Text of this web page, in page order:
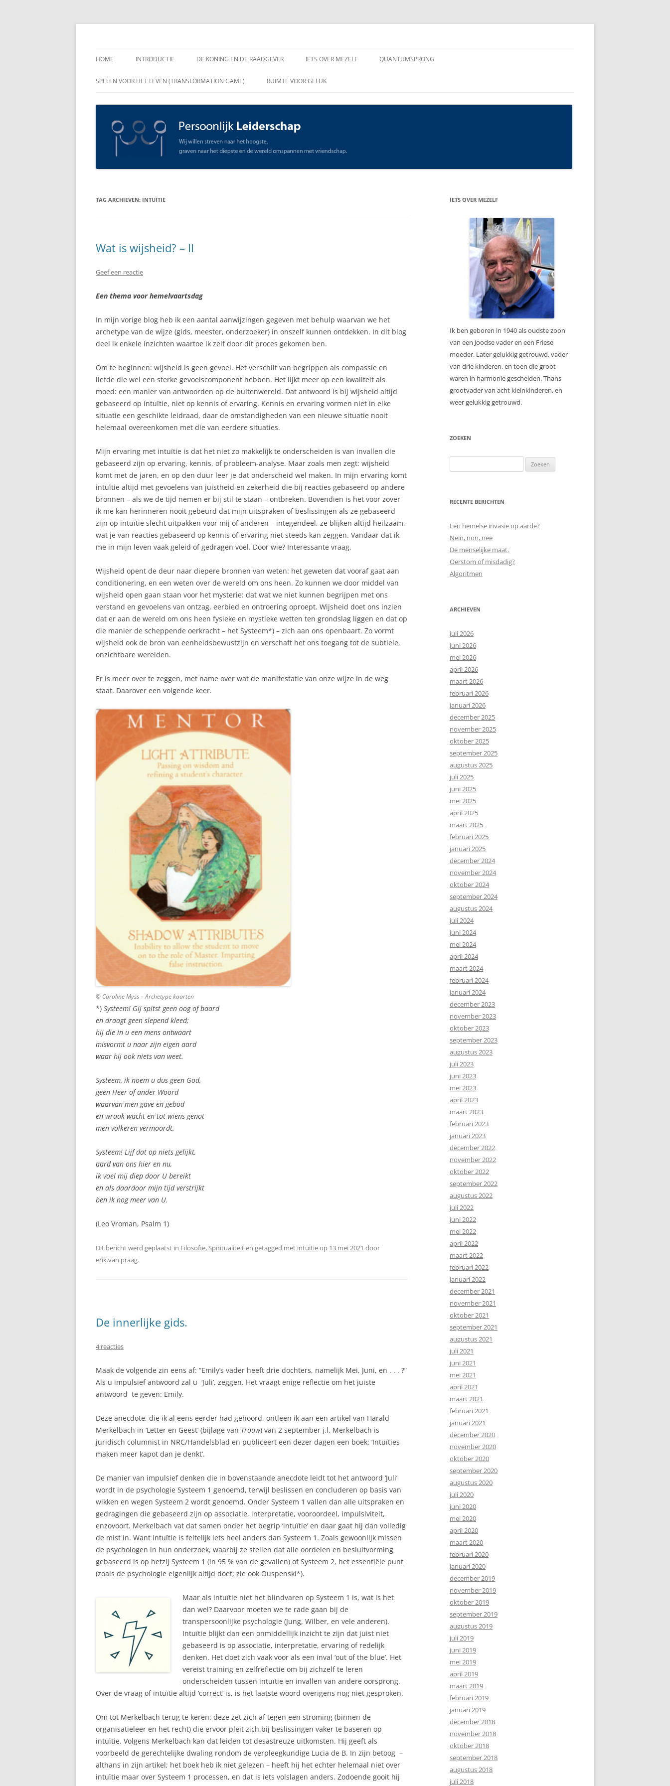
Spring
HOME INTRODUCTIE DE KONING EN DE RAADGEVER
ENKELE VRAGEN AAN DE
LEIDERSCHAP
OPEN COMMUNICATIE
IETS OVER MEZELF QUANTUMSPRONG
SPELEN VOOR HET LEVEN (TRANSFORMATION GAME) RUIMTE VOOR GELUK
TAG ARCHIEVEN: INTUÏTIE
Wat is wijsheid? – II
Geef een reactie
Een thema voor hemelvaartsdag
In mijn vorige blog heb ik een aantal aanwijzingen gegeven met behulp waarvan we het
archetype van de wijze (gids, meester, onderzoeker) in onszelf kunnen ontdekken. In dit blog
deel ik enkele inzichten waartoe ik zelf door dit proces gekomen ben.
Om te beginnen: wijsheid is geen gevoel. Het verschilt van begrippen als compassie en
liefde die wel een sterke gevoelscomponent hebben. Het lijkt meer op een kwaliteit als
moed: een manier van antwoorden op de buitenwereld. Dat antwoord is bij wijsheid altijd
gebaseerd op intuïtie, niet op kennis of ervaring. Kennis en ervaring vormen niet in elke
situatie een geschikte leidraad, daar de omstandigheden van een nieuwe situatie nooit
helemaal overeenkomen met die van eerdere situaties.
Mijn ervaring met intuïtie is dat het niet zo makkelijk te onderscheiden is van invallen die
gebaseerd zijn op ervaring, kennis, of probleem-analyse. Maar zoals men zegt: wijsheid
komt met de jaren, en op den duur leer je dat onderscheid wel maken. In mijn ervaring komt
intuïtie altijd met gevoelens van juistheid en zekerheid die bij reacties gebaseerd op andere
bronnen – als we de tijd nemen er bij stil te staan – ontbreken. Bovendien is het voor zover
ik me kan herinneren nooit gebeurd dat mijn uitspraken of beslissingen als ze gebaseerd
zijn op intuïtie slecht uitpakken voor mij of anderen – integendeel, ze blijken altijd heilzaam,
wat je van reacties gebaseerd op kennis of ervaring niet steeds kan zeggen. Vandaar dat ik
me in mijn leven vaak geleid of gedragen voel. Door wie? Interessante vraag.
Wijsheid opent de deur naar diepere bronnen van weten: het geweten dat vooraf gaat aan
conditionering, en een weten over de wereld om ons heen. Zo kunnen we door middel van
wijsheid open gaan staan voor het mysterie: dat wat we niet kunnen begrijpen met ons
verstand en gevoelens van ontzag, eerbied en ontroering oproept. Wijsheid doet ons inzien
dat er aan de wereld om ons heen fysieke en mystieke wetten ten grondslag liggen en dat op
die manier de scheppende oerkracht – het Systeem*) – zich aan ons openbaart. Zo vormt
wijsheid ook de bron van eenheidsbewustzijn en verschaft het ons toegang tot de subtiele,
onzichtbare werelden.
Er is meer over te zeggen, met name over wat de manifestatie van onze wijze in de weg
staat. Daarover een volgende keer.
© Caroline Myss – Archetype kaarten
*) Systeem! Gij spitst geen oog of baard
en draagt geen slepend kleed;
hij die in u een mens ontwaart
misvormt u naar zijn eigen aard
waar hij ook niets van weet.
Systeem, ik noem u dus geen God,
geen Heer of ander Woord
waarvan men gave en gebod
en wraak wacht en tot wiens genot
men volkeren vermoordt.
Systeem! Lijf dat op niets gelijkt,
aard van ons hier en nu,
ik voel mij diep door U bereikt
en als daardoor mijn tijd verstrijkt
ben ik nog meer van U.
(Leo Vroman, Psalm 1)
Dit bericht werd geplaatst in Filosofie,Spiritualiteiten getagged met intuïtieop 13 mei 2021 door
erik.van.praag.
De innerlijke gids.
4 reacties
Maak de volgende zin eens af: “Emily’s vader heeft drie dochters, namelijk Mei, Juni, en . . . ?”
Als u impulsief antwoord zal u ‘Juli’, zeggen. Het vraagt enige reflectie om het juiste
antwoord te geven: Emily.
Deze anecdote, die ik al eens eerder had gehoord, ontleen ik aan een artikel van Harald
Merkelbach in ‘Letter en Geest’ (bijlage van Trouw) van 2 september j.l. Merkelbach is
juridisch columnist in NRC/Handelsblad en publiceert een dezer dagen een boek: ‘Intuïties
maken meer kapot dan je denkt’.
De manier van impulsief denken die in bovenstaande anecdote leidt tot het antwoord ‘Juli’
wordt in de psychologie Systeem 1 genoemd, terwijl beslissen en concluderen op basis van
wikken en wegen Systeem 2 wordt genoemd. Onder Systeem 1 vallen dan alle uitspraken en
gedragingen die gebaseerd zijn op associatie, interpretatie, vooroordeel, impulsiviteit,
enzovoort. Merkelbach vat dat samen onder het begrip ‘intuïtie’ en daar gaat hij dan volledig
de mist in. Want intuïtie is feitelijk iets heel anders dan Systeem 1. Zoals gewoonlijk missen
de psychologen in hun onderzoek, waarbij ze stellen dat alle oordelen en besluitvorming
gebaseerd is op hetzij Systeem 1 (in 95 % van de gevallen) of Systeem 2, het essentiële punt
(zoals de psychologie eigenlijk altijd doet; zie ook Ouspenski*).
Maar als intuïtie niet het blindvaren op Systeem 1 is, wat is het
dan wel? Daarvoor moeten we te rade gaan bij de
transpersoonlijke psychologie (Jung, Wilber, en vele anderen).
Intuïtie blijkt dan een onmiddellijk inzicht te zijn dat juist niet
gebaseerd is op associatie, interpretatie, ervaring of redelijk
denken. Het doet zich vaak voor als een inval ‘out of the blue’. Het
vereist training en zelfreflectie om bij zichzelf te leren
onderscheiden tussen intuïtie en invallen van andere oorsprong.
Over de vraag of intuïtie altijd ‘correct’ is, is het laatste woord overigens nog niet gesproken.
Om tot Merkelbach terug te keren: deze zet zich af tegen een stroming (binnen de
organisatieleer en het recht) die ervoor pleit zich bij beslissingen vaker te baseren op
intuïtie. Volgens Merkelbach kan dat leiden tot desastreuze uitkomsten. Hij geeft als
voorbeeld de gerechtelijke dwaling rondom de verpleegkundige Lucia de B. In zijn betoog –
althans in zijn artikel; het boek heb ik niet gelezen – heeft hij het echter helemaal niet over
intuïtie maar over Systeem 1 processen, en dat is iets volslagen anders. Zodoende gooit hij
IETS OVER MEZELF
Ik ben geboren in 1940 als oudste zoon
van een Joodse vader en een Friese
moeder. Later gelukkig getrouwd, vader
van drie kinderen, en toen die groot
waren in harmonie gescheiden. Thans
grootvader van acht kleinkinderen, en
weer gelukkig getrouwd.
ZOEKEN
naar:
RECENTE BERICHTEN
Een hemelse invasie op aarde?
Nein, non, nee
De menselijke maat.
Oerstom of misdadig?
Algoritmen
ARCHIEVEN
juli 2026
juni 2026
mei 2026
april 2026
maart 2026
februari 2026
januari 2026
december 2025
november 2025
oktober 2025
september 2025
augustus 2025
juli 2025
juni 2025
mei 2025
april 2025
maart 2025
februari 2025
januari 2025
december 2024
november 2024
oktober 2024
september 2024
augustus 2024
juli 2024
juni 2024
mei 2024
april 2024
maart 2024
februari 2024
januari 2024
december 2023
november 2023
oktober 2023
september 2023
augustus 2023
juli 2023
juni 2023
mei 2023
april 2023
maart 2023
februari 2023
januari 2023
december 2022
november 2022
oktober 2022
september 2022
augustus 2022
juli 2022
juni 2022
mei 2022
april 2022
maart 2022
februari 2022
januari 2022
december 2021
november 2021
oktober 2021
september 2021
augustus 2021
juli 2021
juni 2021
mei 2021
april 2021
maart 2021
februari 2021
januari 2021
december 2020
november 2020
oktober 2020
september 2020
augustus 2020
juli 2020
juni 2020
mei 2020
april 2020
maart 2020
februari 2020
januari 2020
december 2019
november 2019
oktober 2019
september 2019
augustus 2019
juli 2019
juni 2019
mei 2019
april 2019
maart 2019
februari 2019
januari 2019
december 2018
november 2018
oktober 2018
september 2018
augustus 2018
juli 2018